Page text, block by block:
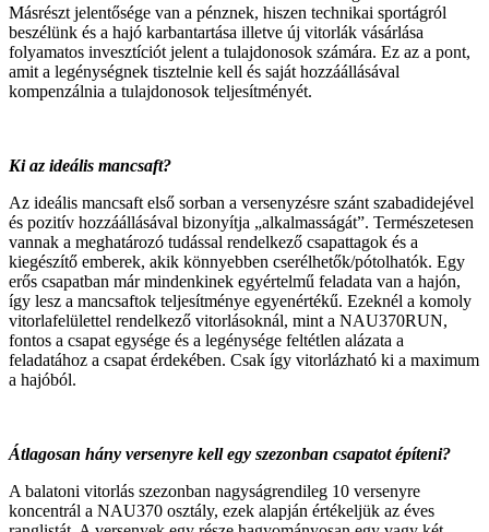
Másrészt jelentősége van a pénznek, hiszen technikai sportágról
beszélünk és a hajó karbantartása illetve új vitorlák vásárlása
folyamatos invesztíciót jelent a tulajdonosok számára. Ez az a pont,
amit a legénységnek tisztelnie kell és saját hozzáállásával
kompenzálnia a tulajdonosok teljesítményét.
Ki az ideális mancsaft?
Az ideális mancsaft első sorban a versenyzésre szánt szabadidejével
és pozitív hozzáállásával bizonyítja „alkalmasságát”. Természetesen
vannak a meghatározó tudással rendelkező csapattagok és a
kiegészítő emberek, akik könnyebben cserélhetők/pótolhatók. Egy
erős csapatban már mindenkinek egyértelmű feladata van a hajón,
így lesz a mancsaftok teljesítménye egyenértékű. Ezeknél a komoly
vitorlafelülettel rendelkező vitorlásoknál, mint a NAU370RUN,
fontos a csapat egysége és a legénysége feltétlen alázata a
feladatához a csapat érdekében. Csak így vitorlázható ki a maximum
a hajóból.
Átlagosan hány versenyre kell egy szezonban csapatot építeni?
A balatoni vitorlás szezonban nagyságrendileg 10 versenyre
koncentrál a NAU370 osztály, ezek alapján értékeljük az éves